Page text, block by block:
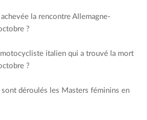
la rencontre Allemagne-
?
italien qui a trouvé la mort
?
déroulés les Masters féminins en